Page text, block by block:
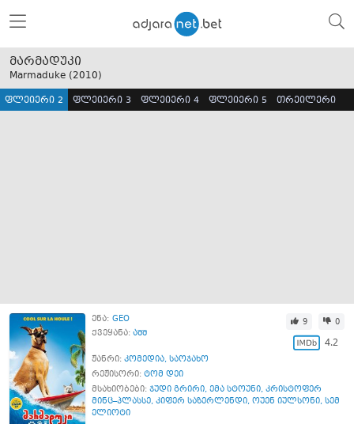
მარმადუკი
Marmaduke (2010)
ფლეიერი 2 ფლეიერი 3 ფლეიერი 4 ფლეიერი 5 თრეილერი
ენა: GEO
ქვეყანა: აშშ
9 0
4.2
ჟანრი: კომედია, საოჯახო
რეჟისორი: ტომ დეი
მსახიობები: ჯუდი გრირი, ემა სტოუნი, კრისტოფერ
მინც–პლასსე, კიფერ საზერლენდი, ოუენ იულსონი, სემ
ელიოტი